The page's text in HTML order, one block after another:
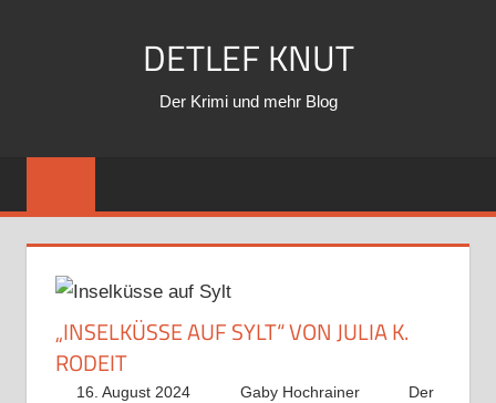
DETLEF KNUT
Der Krimi und mehr Blog
„INSELKÜSSE AUF SYLT“ VON JULIA K.
RODEIT
16. August 2024 Gaby Hochrainer
Der